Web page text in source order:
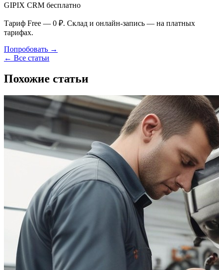
GIPIX CRM бесплатно
Тариф Free — 0 ₽. Склад и онлайн-запись — на платных
тарифах.
Попробовать →
← Все статьи
Похожие статьи